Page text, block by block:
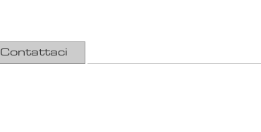
Contattaci